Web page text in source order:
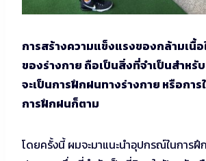
การสร้างความแข็งแรงของกล้ามเนื้
ของร่างกาย ถือเป็นสิ่งที่จำเป็นสำหรั
จะเป็นการฝึกฝนทางร่างกาย หรือกา
การฝึกฝนก็ตาม
โดยครั้งนี้ ผมจะมาแนะนำอุปกรณ์ในการฝึ